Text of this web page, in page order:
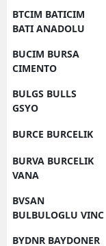
BTCIM BATICIM
BATI ANADOLU
BUCIM BURSA
CIMENTO
BULGS BULLS
GSYO
BURCE BURCELIK
BURVA BURCELIK
VANA
BVSAN
BULBULOGLU VINC
BYDNR BAYDONER